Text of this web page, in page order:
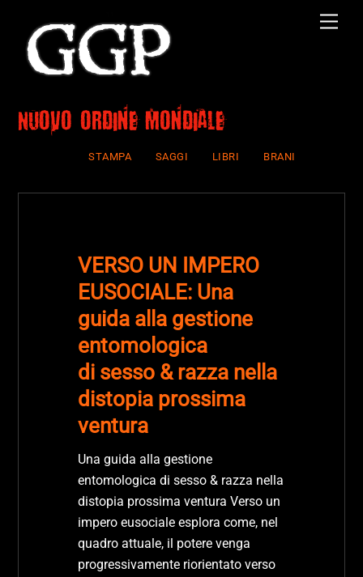
content
Nuovo ordine mondiale
STAMPA SAGGI LIBRI BRANI
VERSO UN IMPERO
EUSOCIALE: Una
guida alla gestione
entomologica
di sesso & razza nella
distopia prossima
ventura
Una guida alla gestione
entomologica di sesso & razza nella
distopia prossima ventura Verso un
impero eusociale esplora come, nel
quadro attuale, il potere venga
progressivamente riorientato verso